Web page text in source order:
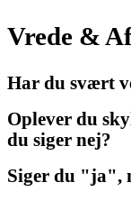
Vrede &
Har du svært
Oplever du
du siger nej?
Siger du "ja",